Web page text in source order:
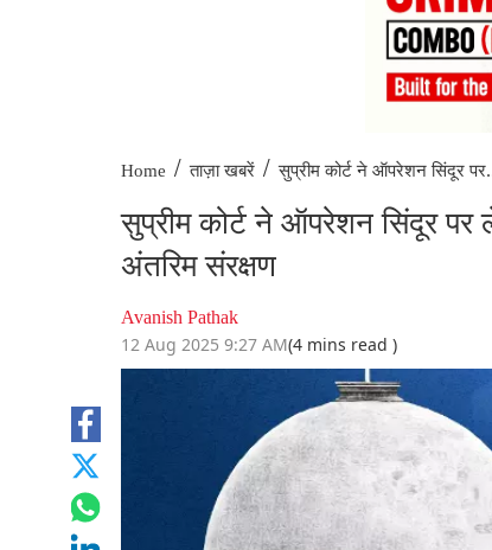
Home / ताज़ा खबरें / सुप्रीम कोर्ट ने ऑपरेशन सिंदूर
सुप्रीम कोर्ट ने ऑपरेशन सिंदूर
अंतरिम संरक्षण
Avanish Pathak
12 Aug 2025 9:27 AM(4 mins read )